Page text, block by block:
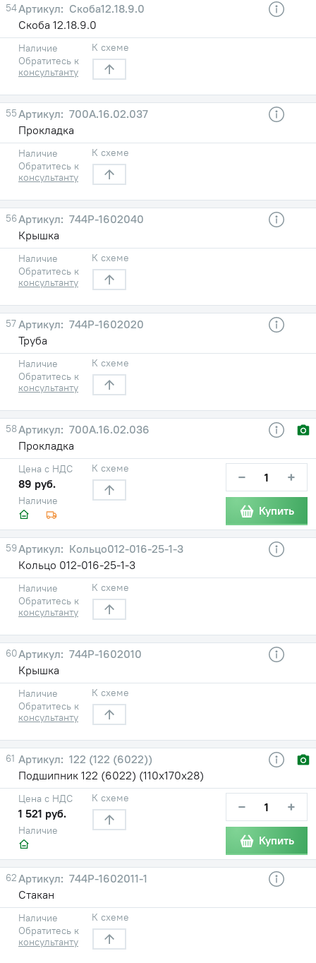
54
Скоба12.18.9.0
Скоба 12.18.9.0
Наличие
Обратитесь к
консультанту
К схеме
55
700А.16.02.037
Прокладка
Наличие
Обратитесь к
консультанту
К схеме
56
744Р-1602040
Крышка
Наличие
Обратитесь к
консультанту
К схеме
57
744Р-1602020
Труба
Наличие
Обратитесь к
консультанту
К схеме
58
700А.16.02.036
Прокладка
Наличие
Цена с НДС
89 руб.
К схеме − +
Купить
59
Кольцо012-016-25-1-3
Кольцо 012-016-25-1-3
Наличие
Обратитесь к
консультанту
К схеме
60
744Р-1602010
Крышка
Наличие
Обратитесь к
консультанту
К схеме
61
122 (122 (6022))
Подшипник 122 (6022) (110х170х28)
Наличие
Цена с НДС
1 521 руб.
К схеме − +
Купить
62
744Р-1602011-1
Стакан
Наличие
Обратитесь к
консультанту
К схеме